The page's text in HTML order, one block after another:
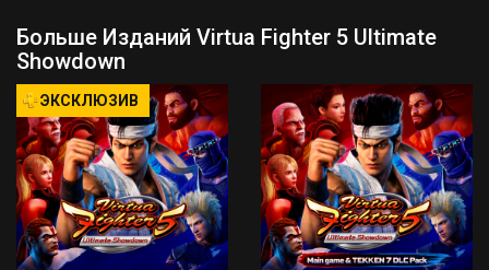
Больше Изданий Virtua Fighter 5 Ultimate
Showdown
ЭКСКЛЮЗИВ